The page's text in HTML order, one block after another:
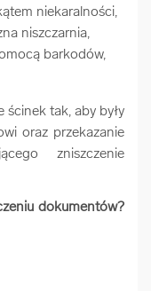
niekaralności,
niszczarnia,
barkodów,
ścinek tak, aby były
oraz przekazanie
zniszczenie
dokumentów?